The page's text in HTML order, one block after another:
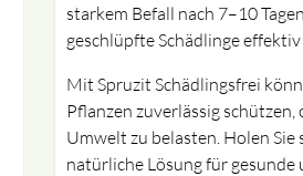
starkem Befall nach 7–10
geschlüpfte Schädlinge effektiv
Mit Spruzit Schädlingsfrei
Pflanzen zuverlässig schützen,
Umwelt zu belasten. Holen Sie
natürliche Lösung für gesunde